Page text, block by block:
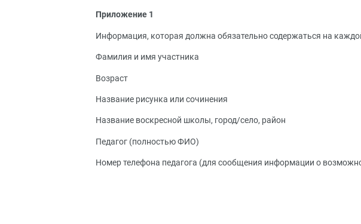
Приложение 1
Информация, которая должна обязательно содержаться на
Фамилия и имя участника
Возраст
Название рисунка или сочинения
Название воскресной школы, город/село, район
Педагог (полностью ФИО)
Номер телефона педагога (для сообщения информации о